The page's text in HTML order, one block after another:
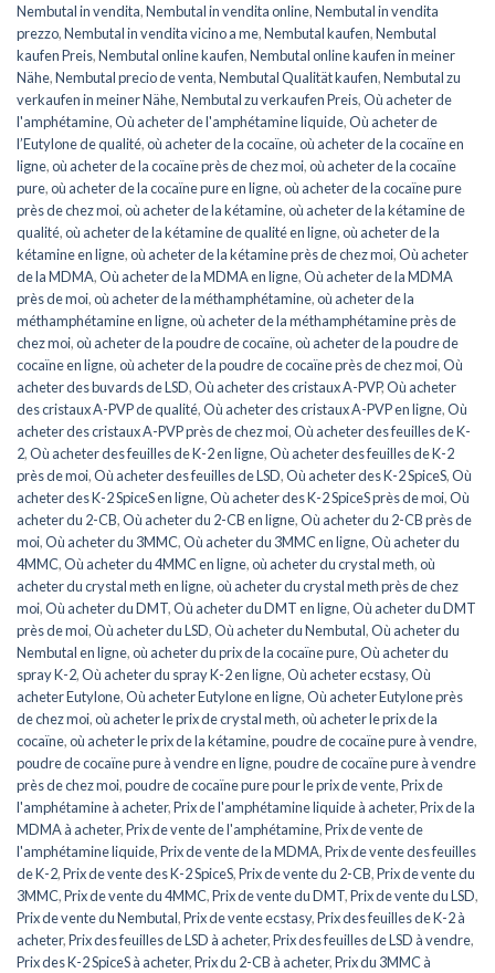
Nembutal in vendita,Nembutal in vendita online,Nembutal in vendita
prezzo,Nembutal in vendita vicino a me,Nembutal kaufen,Nembutal
kaufen Preis,Nembutal online kaufen,Nembutal online kaufen in meiner
Nähe,Nembutal precio de venta,Nembutal Qualität kaufen,Nembutal zu
verkaufen in meiner Nähe,Nembutal zu verkaufen Preis,Où acheter de
l'amphétamine,Où acheter de l'amphétamine liquide,Où acheter de
l’Eutylone de qualité,où acheter de la cocaïne,où acheter de la cocaïne en
ligne,où acheter de la cocaïne près de chez moi,où acheter de la cocaïne
pure,où acheter de la cocaïne pure en ligne,où acheter de la cocaïne pure
près de chez moi,où acheter de la kétamine,où acheter de la kétamine de
qualité,où acheter de la kétamine de qualité en ligne,où acheter de la
kétamine en ligne,où acheter de la kétamine près de chez moi,Où acheter
de la MDMA,Où acheter de la MDMA en ligne,Où acheter de la MDMA
près de moi,où acheter de la méthamphétamine,où acheter de la
méthamphétamine en ligne,où acheter de la méthamphétamine près de
chez moi,où acheter de la poudre de cocaïne,où acheter de la poudre de
cocaïne en ligne,où acheter de la poudre de cocaïne près de chez moi,Où
acheter des buvards de LSD,Où acheter des cristaux A-PVP,Où acheter
des cristaux A-PVP de qualité,Où acheter des cristaux A-PVP en ligne,Où
acheter des cristaux A-PVP près de chez moi,Où acheter des feuilles de K-
2,Où acheter des feuilles de K-2 en ligne,Où acheter des feuilles de K-2
près de moi,Où acheter des feuilles de LSD,Où acheter des K-2 SpiceS,Où
acheter des K-2 SpiceS en ligne,Où acheter des K-2 SpiceS près de moi,Où
acheter du 2-CB,Où acheter du 2-CB en ligne,Où acheter du 2-CB près de
moi,Où acheter du 3MMC,Où acheter du 3MMC en ligne,Où acheter du
4MMC,Où acheter du 4MMC en ligne,où acheter du crystal meth,où
acheter du crystal meth en ligne,où acheter du crystal meth près de chez
moi,Où acheter du DMT,Où acheter du DMT en ligne,Où acheter du DMT
près de moi,Où acheter du LSD,Où acheter du Nembutal,Où acheter du
Nembutal en ligne,où acheter du prix de la cocaïne pure,Où acheter du
spray K-2,Où acheter du spray K-2 en ligne,Où acheter ecstasy,Où
acheter Eutylone,Où acheter Eutylone en ligne,Où acheter Eutylone près
de chez moi,où acheter le prix de crystal meth,où acheter le prix de la
cocaïne,où acheter le prix de la kétamine,poudre de cocaïne pure à vendre,
poudre de cocaïne pure à vendre en ligne,poudre de cocaïne pure à vendre
près de chez moi,poudre de cocaïne pure pour le prix de vente,Prix de
l'amphétamine à acheter,Prix de l'amphétamine liquide à acheter,Prix de la
MDMA à acheter,Prix de vente de l'amphétamine,Prix de vente de
l'amphétamine liquide,Prix de vente de la MDMA,Prix de vente des feuilles
de K-2,Prix de vente des K-2 SpiceS,Prix de vente du 2-CB,Prix de vente du
3MMC,Prix de vente du 4MMC,Prix de vente du DMT,Prix de vente du LSD,
Prix de vente du Nembutal,Prix de vente ecstasy,Prix des feuilles de K-2 à
acheter,Prix des feuilles de LSD à acheter,Prix des feuilles de LSD à vendre,
Prix des K-2 SpiceS à acheter,Prix du 2-CB à acheter,Prix du 3MMC à